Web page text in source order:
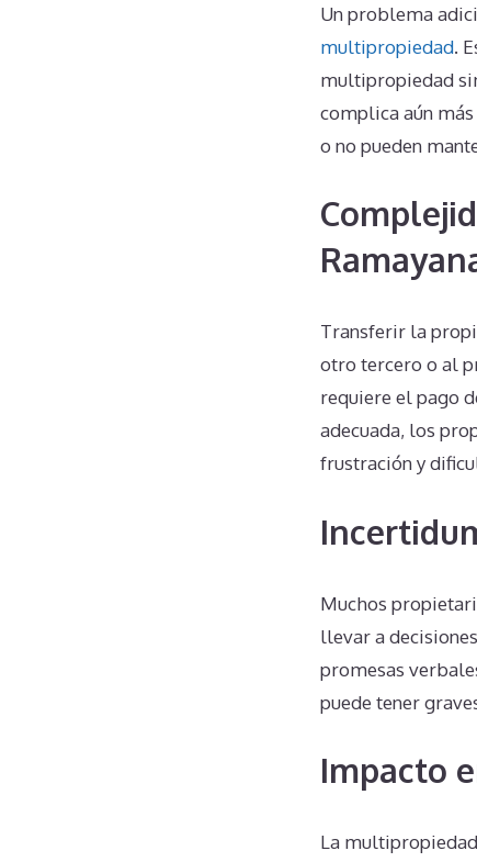
Un problema
multipropiedad.
multipropiedad
complica aún
o no pueden
Transferir la
otro tercero o al
requiere el pago
adecuada, los
frustración y
Muchos
llevar a
promesas
puede tener
Impacto
La